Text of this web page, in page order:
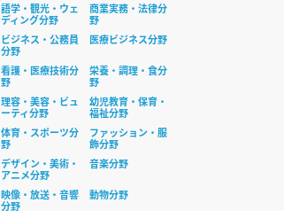
語学・観光・ウェ
ディング分野
商業実務・法律分
野
ビジネス・公務員
分野
医療ビジネス分野
看護・医療技術分
野
栄養・調理・食分
野
理容・美容・ビュ
ーティ分野
幼児教育・保育・
福祉分野
体育・スポーツ分
野
ファッション・服
飾分野
デザイン・美術・
アニメ分野
音楽分野
映像・放送・音響
分野
動物分野